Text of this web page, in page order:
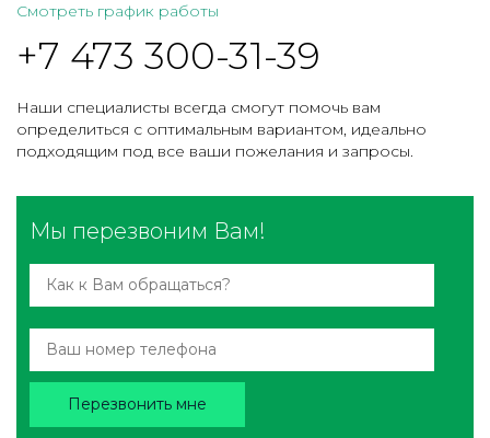
Смотреть график работы
+7 473 300-31-39
Наши специалисты всегда смогут помочь вам
определиться с оптимальным вариантом, идеально
подходящим под все ваши пожелания и запросы.
Мы перезвоним Вам!
Перезвонить мне